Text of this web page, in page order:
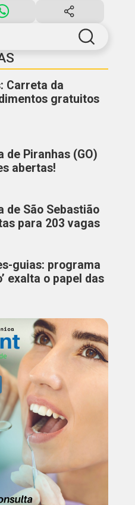
Carreta da
gratuitos
Piranhas (GO)
abertas!
de São Sebastião
para 203 vagas
guias: programa
exalta o papel das